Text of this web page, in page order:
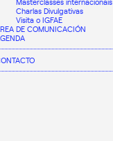
Charlas Divulgativas
Visita o IGFAE
DE COMUNICACIÓN